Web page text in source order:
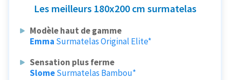
Les meilleurs 180x200 cm surmatelas
Modèle haut de gamme
Emma Surmatelas Original Elite*
Sensation plus ferme
SlomeSurmatelas Bambou*